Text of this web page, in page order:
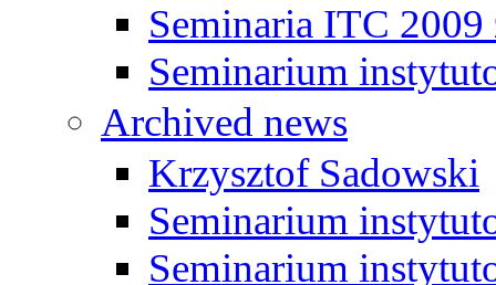
Seminaria ITC 2009
Seminarium
Archived news
Krzysztof Sadowski
Seminarium
Seminarium